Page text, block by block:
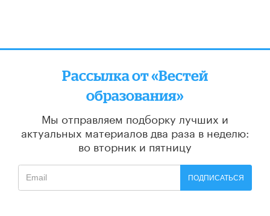
Рассылка от «Вестей
образования»
Мы отправляем подборку лучших и
актуальных материалов два раза в неделю:
во вторник и пятницу
ПОДПИСАТЬСЯ